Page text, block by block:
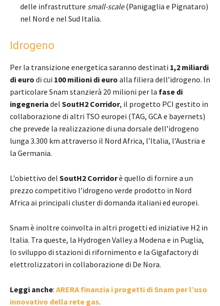
delle infrastrutture small-scale(Panigaglia e Pignataro)
nel Nord e nel Sud Italia.
Idrogeno
Per la transizione energetica saranno destinati 1,2 miliardi
di euro di cui 100 milioni di euro alla filiera dell’idrogeno. In
particolare Snam stanzierà 20 milioni per la fase di
ingegneria del SoutH2 Corridor, il progetto PCI gestito in
collaborazione di altri TSO europei (TAG, GCA e bayernets)
che prevede la realizzazione di una dorsale dell’idrogeno
lunga 3.300 km attraverso il Nord Africa, l’Italia, l’Austria e
la Germania.
L’obiettivo del SoutH2 Corridorè quello di fornire a un
prezzo competitivo l’idrogeno verde prodotto in Nord
Africa ai principali cluster di domanda italiani ed europei.
Snam è inoltre coinvolta in altri progetti ed iniziative H2 in
Italia. Tra queste, la Hydrogen Valley a Modena e in Puglia,
lo sviluppo di stazioni di rifornimento e la Gigafactory di
elettrolizzatori in collaborazione di De Nora.
Leggi anche: ARERA finanzia i progetti di Snam per l’uso
innovativo della rete gas.